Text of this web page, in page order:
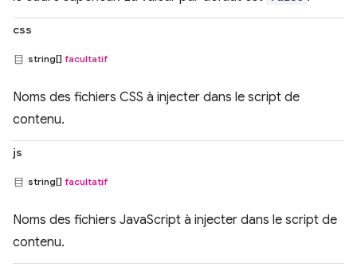
css
string[] facultatif
Noms des fichiers CSS à injecter dans le script de
contenu.
js
string[] facultatif
Noms des fichiers JavaScript à injecter dans le script de
contenu.